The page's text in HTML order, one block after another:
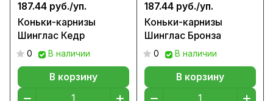
187.44 руб./уп.
Коньки-карнизы
Шинглас Кедр
0 В наличии
В корзину
187.44 руб./уп.
Коньки-карнизы
Шинглас Бронза
0 В наличии
В корзину